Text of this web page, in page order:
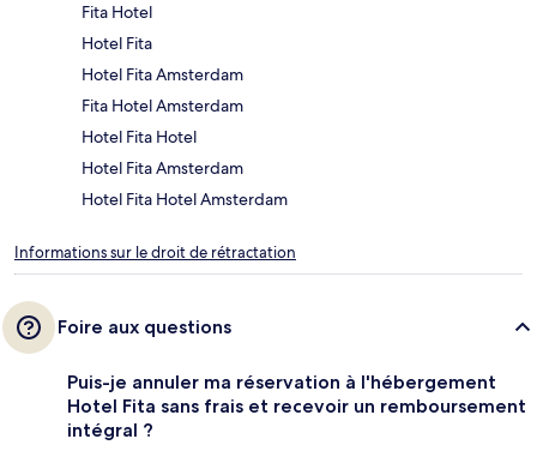
Fita Hotel
Hotel Fita
Hotel Fita Amsterdam
Fita Hotel Amsterdam
Hotel Fita Hotel
Hotel Fita Amsterdam
Hotel Fita Hotel Amsterdam
Informations sur le droit de rétractation
Foire aux questions
Puis-je annuler ma réservation à l'hébergement
Hotel Fita sans frais et recevoir un remboursement
intégral ?